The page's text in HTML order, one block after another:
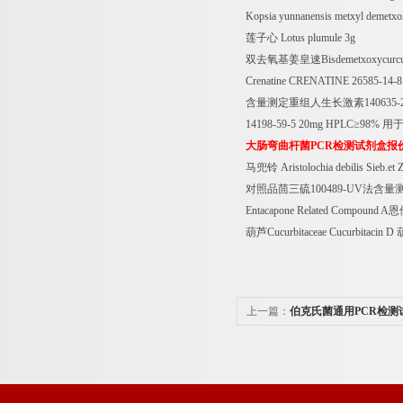
Kopsia yunnanensis metxyl
莲子心 Lotus plumule 3g
双去氧基姜皇速
Crenatine CRENATINE 26585-14-8
含量测定重组人生长激素
14198-59-5 20mg HPLC≥98% 用
大肠弯曲杆菌PCR检测试剂盒报
马兜铃 Aristolochia debilis Sieb.et
对照品茴三硫100489-UV法含量
Entacapone Related Compound A恩
葫芦Cucurbitaceae Cucurbitacin D
上一篇： 伯克氏菌通用PCR检测